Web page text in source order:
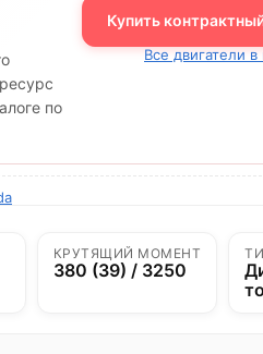
по
Купить
Все двигатели в
КРУТЯЩИЙ МОМЕНТ
380 (39) / 3250